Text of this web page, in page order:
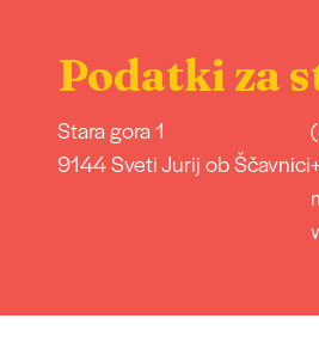
Podatki za
Stara gora 1
9144 Sveti Jurij ob Ščavnici